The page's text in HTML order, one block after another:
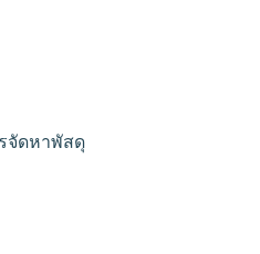
จัดหาพัสดุ